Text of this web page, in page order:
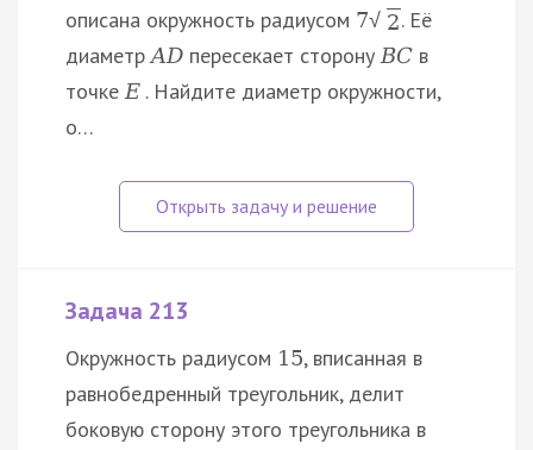
описана окружность радиусом 7√ 2. Её
диаметрAD пересекает сторонуBC в
точкеE . Найдите диаметр окружности,
о…
Задача 213
Окружность радиусом 15, вписанная в
равнобедренный треугольник, делит
боковую сторону этого треугольника в